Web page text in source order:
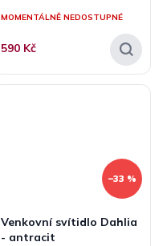
MOMENTÁLNĚ NEDOSTUPNÉ
590 Kč
–33 %
Venkovní svítidlo Dahlia
- antracit